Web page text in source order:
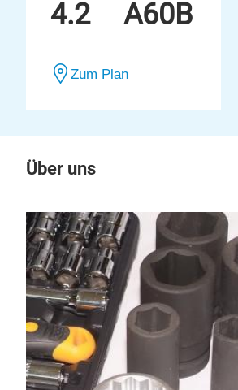
4.2 A60B
Zum Plan
Über uns